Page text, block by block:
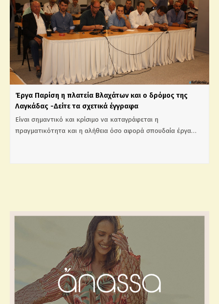
Έργα Παρίση η πλατεία Βλαχάτων και ο δρόμος της
Λαγκάδας -Δείτε τα σχετικά έγγραφα
Είναι σημαντικό και κρίσιμο να καταγράφεται η
πραγματικότητα και η αλήθεια όσο αφορά σπουδαία έργα…